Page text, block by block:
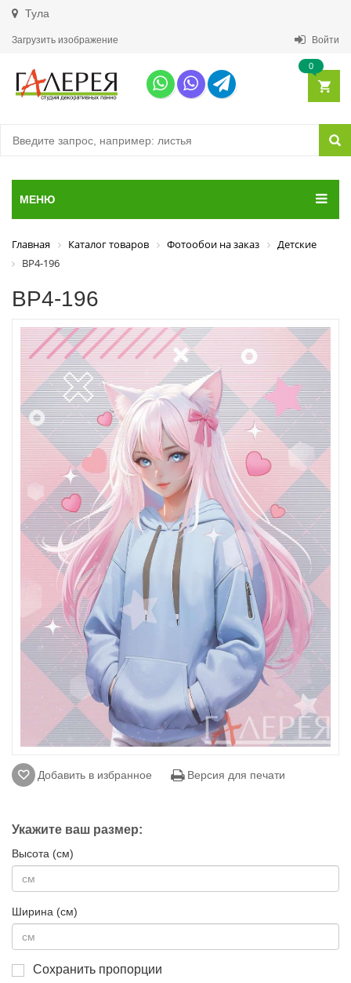
Тула
Загрузить изображение Войти
0
МЕНЮ
Главная Каталог товаров Фотообои на заказ
Детские
ВР4-196
ВР4-196
Добавить в избранное Версия для печати
Укажите ваш размер:
Высота (см)
Ширина (см)
Сохранить пропорции